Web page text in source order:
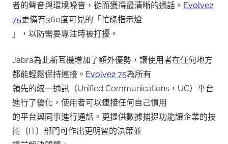
者的聲音與環境噪音，從而獲得最清晰的通話。 Evolve2
75更備有360度可見的「忙碌指示燈
」，以防需要專注時被打擾。
Jabra為此新耳機增加了額外優勢，讓使用者在任何地方
都能輕鬆保持連接。 Evolve2 75為所有
領先的統一通訊（Unified Communications，UC）平台
進行了優化，使用者可以連接任何自己慣用
的平台與同事進行通話。更提供數據捕捉功能讓企業的技
術（IT）部門可作出更明智的決策並